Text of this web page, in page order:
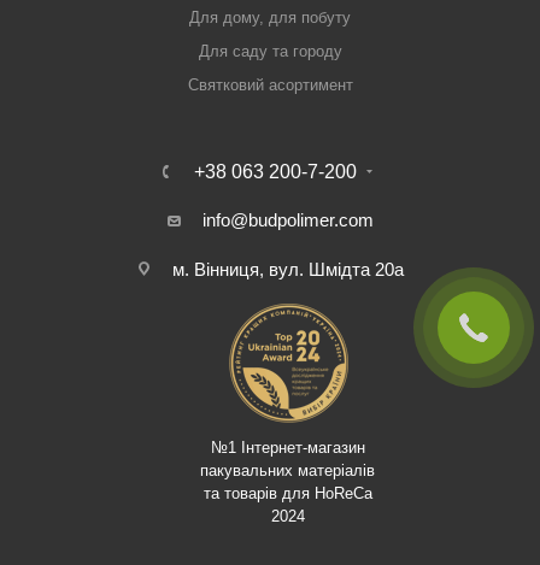
Для дому, для побуту
Для саду та городу
Святковий асортимент
+38 063 200-7-200
info@budpolimer.com
м. Вінниця, вул. Шмідта 20а
№1 Інтернет-магазин
пакувальних матеріалів
та товарів для HoReCa
2024